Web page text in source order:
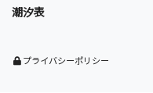
潮汐表
プライバシーポリシー